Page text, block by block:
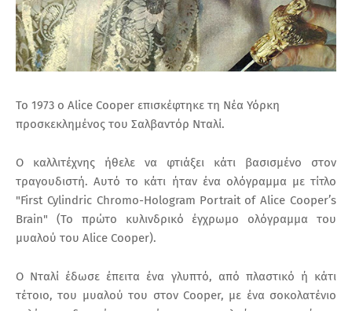
Το 1973 ο Alice Cooper επισκέφτηκε τη Νέα Υόρκη
προσκεκλημένος του Σαλβαντόρ Νταλί.
Ο καλλιτέχνης ήθελε να φτιάξει κάτι βασισμένο στον
τραγουδιστή. Αυτό το κάτι ήταν ένα ολόγραμμα με τίτλο
"First Cylindric Chromo-Hologram Portrait of Alice Cooper’s
Brain" (Το πρώτο κυλινδρικό έγχρωμο ολόγραμμα του
μυαλού του Alice Cooper).
Ο Νταλί έδωσε έπειτα ένα γλυπτό, από πλαστικό ή κάτι
τέτοιο, του μυαλού του στον Cooper, με ένα σοκολατένιο